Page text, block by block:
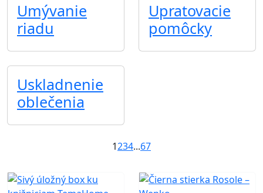
Umývanie
riadu
Upratovacie
pomôcky
Uskladnenie
oblečenia
1234...67